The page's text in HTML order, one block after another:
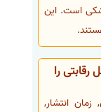
است. این
رقابتی را
انتشار,